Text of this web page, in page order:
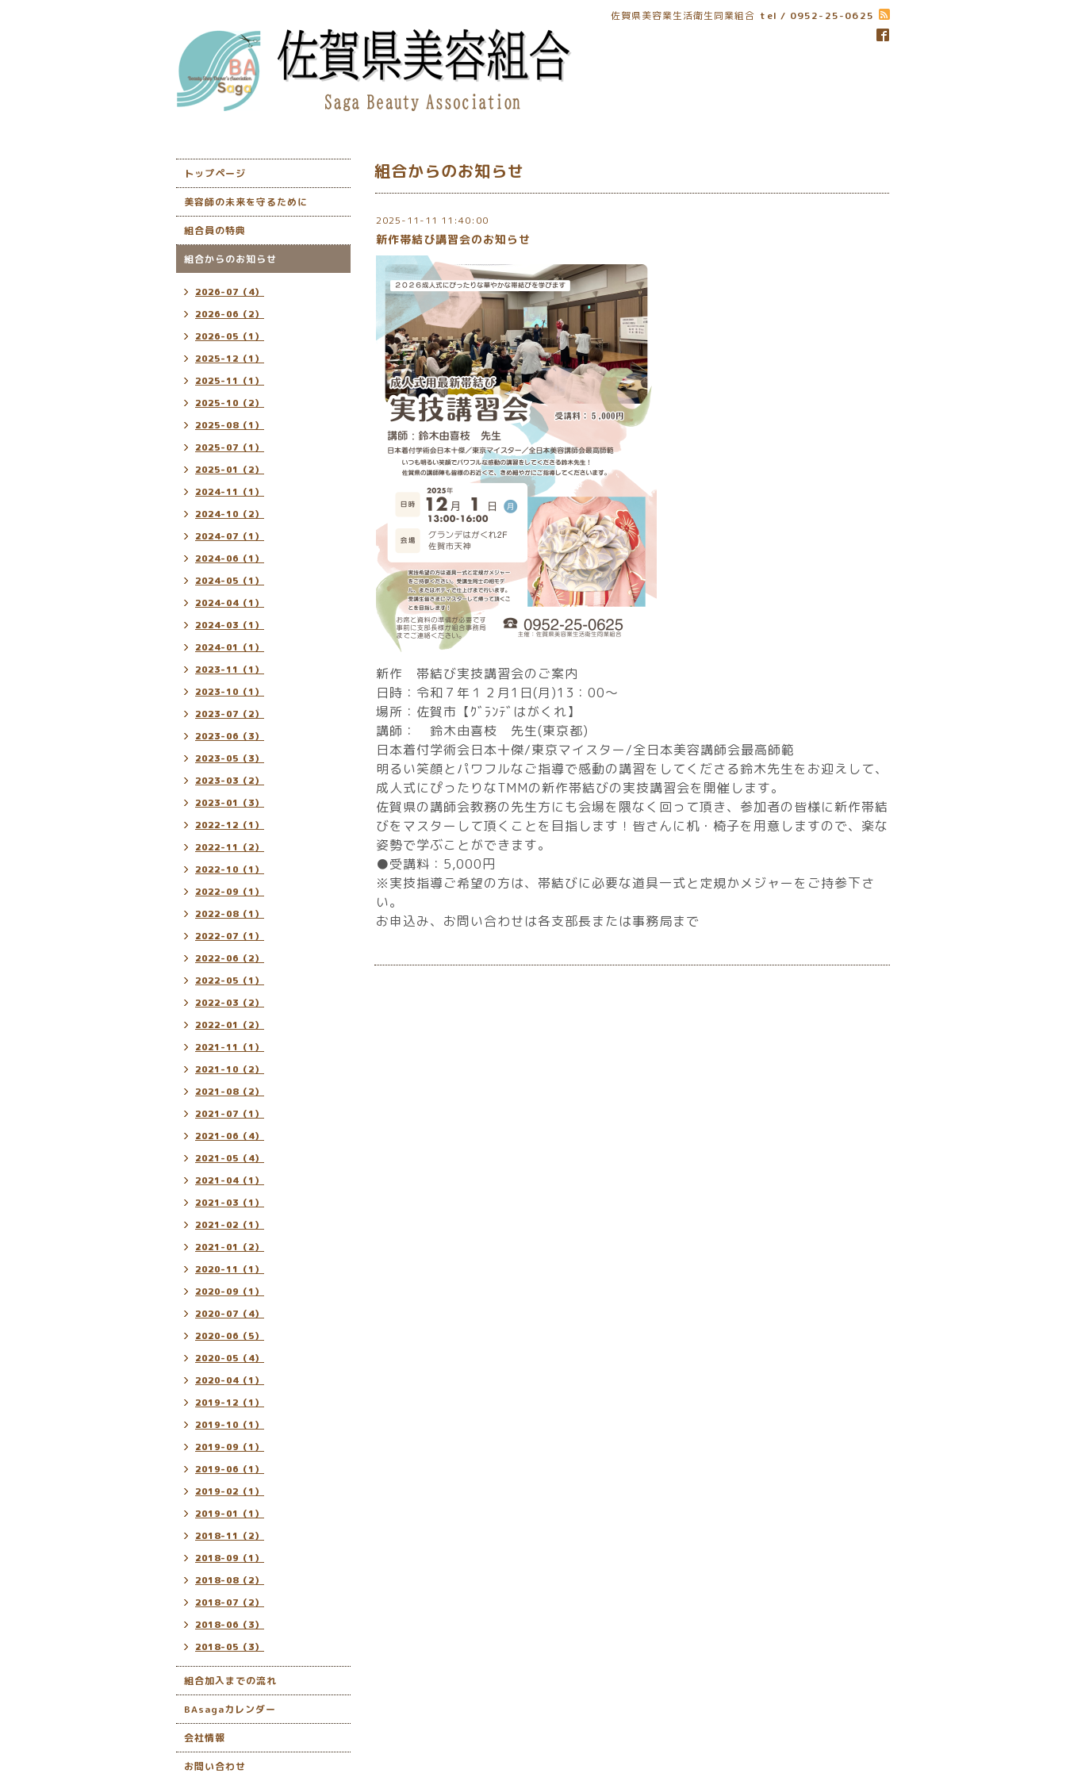
佐賀県美容業生活衛生同業組合 tel / 0952-25-0625
組合からのお知らせ
2025-11-11 11:40:00
新作帯結び講習会のお知らせ
新作 帯結び実技講習会のご案内
日時：令和７年１２月1日(月)13：00～
場所：佐賀市【ｸﾞﾗﾝﾃﾞはがくれ】
講師： 鈴木由喜枝 先生(東京都)
日本着付学術会日本十傑/東京マイスター/全日本美容講師会最高師範
明るい笑顔とパワフルなご指導で感動の講習をしてくださる鈴木先生をお迎えして、
成人式にぴったりなTMMの新作帯結びの実技講習会を開催します。
佐賀県の講師会教務の先生方にも会場を隈なく回って頂き、参加者の皆様に新作帯結
びをマスターして頂くことを目指します！皆さんに机・椅子を用意しますので、楽な
姿勢で学ぶことができます。
●受講料：5,000円
※実技指導ご希望の方は、帯結びに必要な道具一式と定規かメジャーをご持参下さ
い。
お申込み、お問い合わせは各支部長または事務局まで
トップページ
美容師の未来を守るために
組合員の特典
組合からのお知らせ
2026-07（4）
2026-06（2）
2026-05（1）
2025-12（1）
2025-11（1）
2025-10（2）
2025-08（1）
2025-07（1）
2025-01（2）
2024-11（1）
2024-10（2）
2024-07（1）
2024-06（1）
2024-05（1）
2024-04（1）
2024-03（1）
2024-01（1）
2023-11（1）
2023-10（1）
2023-07（2）
2023-06（3）
2023-05（3）
2023-03（2）
2023-01（3）
2022-12（1）
2022-11（2）
2022-10（1）
2022-09（1）
2022-08（1）
2022-07（1）
2022-06（2）
2022-05（1）
2022-03（2）
2022-01（2）
2021-11（1）
2021-10（2）
2021-08（2）
2021-07（1）
2021-06（4）
2021-05（4）
2021-04（1）
2021-03（1）
2021-02（1）
2021-01（2）
2020-11（1）
2020-09（1）
2020-07（4）
2020-06（5）
2020-05（4）
2020-04（1）
2019-12（1）
2019-10（1）
2019-09（1）
2019-06（1）
2019-02（1）
2019-01（1）
2018-11（2）
2018-09（1）
2018-08（2）
2018-07（2）
2018-06（3）
2018-05（3）
組合加入までの流れ
BAsagaカレンダー
会社情報
お問い合わせ